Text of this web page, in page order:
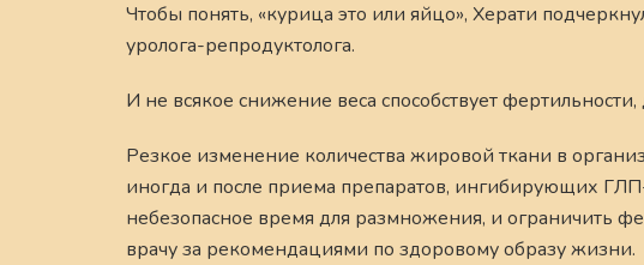
Чтобы понять, «курица это или яйцо», Херати
уролога-репродуктолога.
И не всякое снижение веса способствует
Резкое изменение количества жировой ткани в
иногда и после приема препаратов, ингибирующих
небезопасное время для размножения, и ограничить
врачу за рекомендациями по здоровому образу жизни.